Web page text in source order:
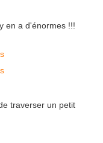
en a d'énormes !!!
traverser un petit